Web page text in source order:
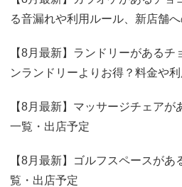
る音漏れや利用ルール、新店舗
【8月最新】ランドリーがあるチ
ンランドリーよりお得？料金や利
【8月最新】マッサージチェア
一覧・出店予定
【8月最新】ゴルフスペースが
覧・出店予定